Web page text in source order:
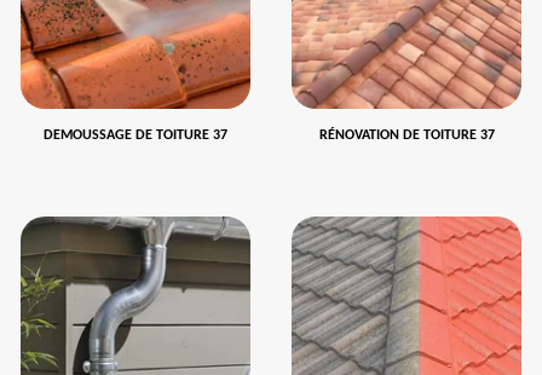
DEMOUSSAGE DE TOITURE 37 RÉNOVATION DE TOITURE 37